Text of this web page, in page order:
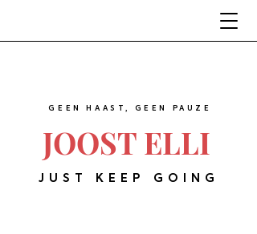
JOOST ELLI
GEEN HAAST, GEEN PAUZE
JUST KEEP GOING